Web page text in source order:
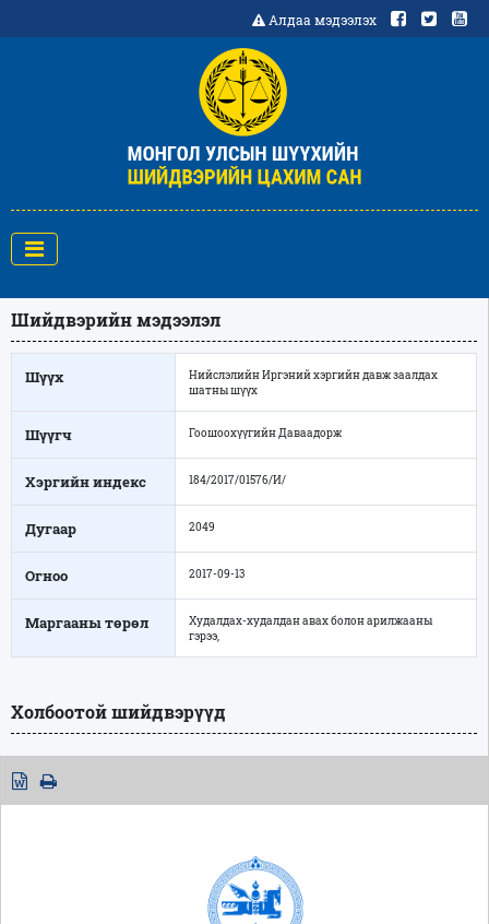
Алдаа мэдээлэх
Шийдвэрийн мэдээлэл
Шүүх
Нийслэлийн Иргэний хэргийн давж заалдах
шатны шүүх
Шүүгч Гоошоохүүгийн Даваадорж
Хэргийн индекс 184/2017/01576/И/
Дугаар 2049
Огноо 2017-09-13
Маргааны төрөл
Худалдах-худалдан авах болон арилжааны
гэрээ,
Холбоотой шийдвэрүүд